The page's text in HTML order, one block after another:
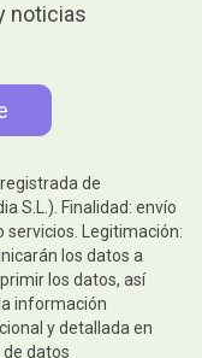
noticias
de
S.L.). Finalidad: envío
Legitimación:
los datos a
los datos, así
información
y detallada en
de datos